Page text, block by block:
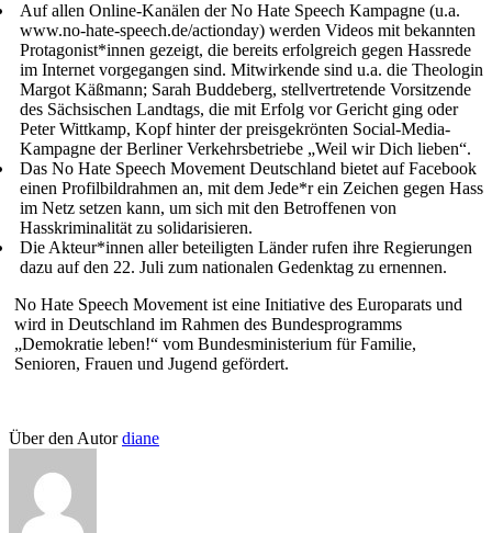
Auf allen Online-Kanälen der No Hate Speech Kampagne (u.a.
www.no-hate-speech.de/actionday) werden Videos mit bekannten
Protagonist*innen gezeigt, die bereits erfolgreich gegen Hassrede
im Internet vorgegangen sind. Mitwirkende sind u.a. die Theologin
Margot Käßmann; Sarah Buddeberg, stellvertretende Vorsitzende
des Sächsischen Landtags, die mit Erfolg vor Gericht ging oder
Peter Wittkamp, Kopf hinter der preisgekrönten Social-Media-
Kampagne der Berliner Verkehrsbetriebe „Weil wir Dich lieben“.
Das No Hate Speech Movement Deutschland bietet auf Facebook
einen Profilbildrahmen an, mit dem Jede*r ein Zeichen gegen Hass
im Netz setzen kann, um sich mit den Betroffenen von
Hasskriminalität zu solidarisieren.
Die Akteur*innen aller beteiligten Länder rufen ihre Regierungen
dazu auf den 22. Juli zum nationalen Gedenktag zu ernennen.
No Hate Speech Movement ist eine Initiative des Europarats und
wird in Deutschland im Rahmen des Bundesprogramms
„Demokratie leben!“ vom Bundesministerium für Familie,
Senioren, Frauen und Jugend gefördert.
Über den Autordiane